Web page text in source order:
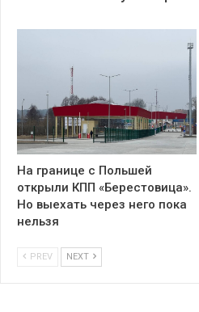
На границе с Польшей
открыли КПП «Берестовица».
Но выехать через него пока
нельзя
PREV NEXT